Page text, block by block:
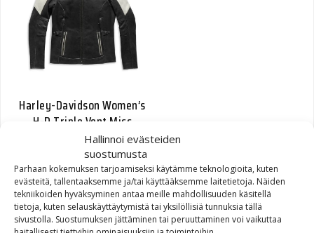
Hallinnoi evästeiden
suostumusta
Parhaan kokemuksen tarjoamiseksi käytämme teknologioita, kuten
evästeitä, tallentaaksemme ja/tai käyttääksemme laitetietoja. Näiden
tekniikoiden hyväksyminen antaa meille mahdollisuuden käsitellä
tietoja, kuten selauskäyttäytymistä tai yksilöllisiä tunnuksia tällä
sivustolla. Suostumuksen jättäminen tai peruuttaminen voi vaikuttaa
Harley-Davidson Women’s
H-D Triple Vent Miss
Enthusiast II Leather
Jacket
851,39€